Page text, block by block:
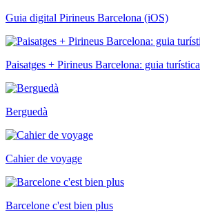
Guia digital Pirineus Barcelona (iOS)
Paisatges + Pirineus Barcelona: guia turística
Berguedà
Cahier de voyage
Barcelone c'est bien plus